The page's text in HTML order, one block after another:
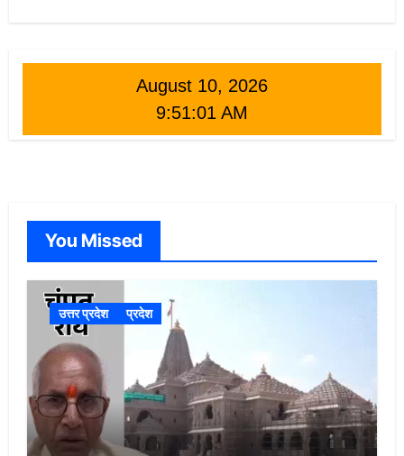
August 10, 2026
9:51:03 AM
You Missed
उत्तर प्रदेश प्रदेश